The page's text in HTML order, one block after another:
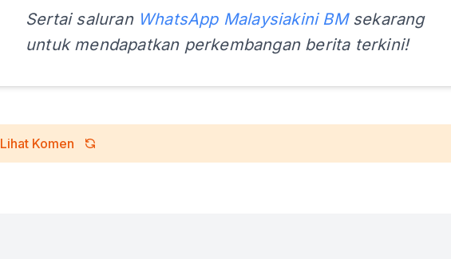
Sertai saluran WhatsApp Malaysiakini BMsekarang
untuk mendapatkan perkembangan berita terkini!
Lihat Komen